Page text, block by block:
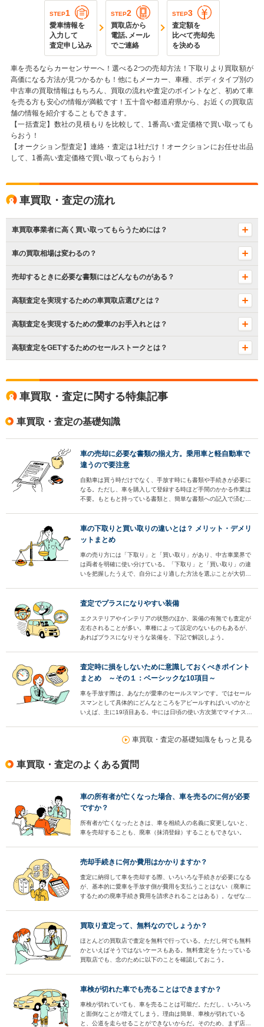
STEP1
愛車情報を
入力して
査定申し込み
STEP2
買取店から
電話､メール
でご連絡
STEP3
査定額を
比べて売却先
を決める
車を売るならカーセンサーへ！選べる2つの売却方法！下取りより買取額が
高価になる方法が見つかるかも！他にもメーカー、車種、ボディタイプ別の
中古車の買取情報はもちろん、買取の流れや査定のポイントなど、初めて車
を売る方も安心の情報が満載です！五十音や都道府県から、お近くの買取店
舗の情報を紹介することもできます。
【一括査定】数社の見積もりを比較して、1番高い査定価格で買い取っても
らおう！
【オークション型査定】連絡・査定は1社だけ！オークションにお任せ出品
して、1番高い査定価格で買い取ってもらおう！
車買取・査定の流れ
車買取事業者に高く買い取ってもらうためには？
車の買取相場は変わるの？
売却するときに必要な書類にはどんなものがある？
高額査定を実現するための車買取店選びとは？
高額査定を実現するための愛車のお手入れとは？
高額査定をGETするためのセールストークとは？
車買取・査定に関する特集記事
車買取・査定の基礎知識
車の売却に必要な書類の揃え方。乗用車と軽自動車で
違うので要注意
自動車は買う時だけでなく、手放す時にも書類や手続きが必要に
なる。ただし、車を購入して登録する時ほど手間のかかる作業は
不要。もともと持っている書類と、簡単な書類への記入で済む作
車の下取りと買い取りの違いとは？ メリット・デメリ
ットまとめ
車の売り方には「下取り」と「買い取り」があり、中古車業界で
は両者を明確に使い分けている。「下取り」と「買い取り」の違
いを把握したうえで、自分により適した方法を選ぶことが大切。
明しよう。
査定でプラスになりやすい装備
エクステリアやインテリアの状態のほか、装備の有無でも査定が
左右されることが多い。車種によって設定のないものもあるが、
あればプラスになりそうな装備を、下記で解説しよう。
査定時に損をしないために意識しておくべきポイント
まとめ ～その１：ベーシックな10項目～
車を手放す際は、あなたが愛車のセールスマンです。ではセール
スマンとして具体的にどんなところをアピールすればいいのかと
いえば、主に19項目ある。中には日頃の使い方次第でマイナス査
車買取・査定の基礎知識をもっと見る
車買取・査定のよくある質問
車の所有者が亡くなった場合、車を売るのに何が必要
ですか？
所有者が亡くなったときは、車を相続人の名義に変更しないと、
車を売却することも、廃車（抹消登録）することもできない。
売却手続きに何か費用はかかりますか？
査定に納得して車を売却する際、いろいろな手続きが必要になる
が、基本的に愛車を手放す側が費用を支払うことはない（廃車に
するための廃車手続き費用を請求されることはある）。なぜな
買取り査定って、無料なのでしょうか？
ほとんどの買取店で査定を無料で行っている。ただし何でも無料
かといえばそうではないケースもある。無料査定をうたっている
買取店でも、念のために以下のことを確認しておこう。
車検が切れた車でも売ることはできますか？
車検が切れていても、車を売ることは可能だ。ただし、いろいろ
と面倒なことが増えてしまう。理由は簡単、車検が切れている
と、公道を走らせることができないからだ。そのため、まず店頭